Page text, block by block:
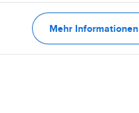
Mehr Informationen